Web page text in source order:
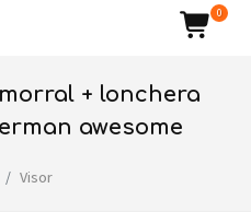
0
awesome
Visor